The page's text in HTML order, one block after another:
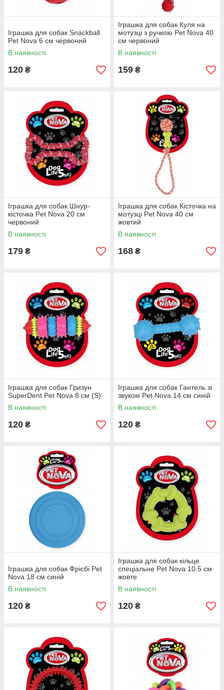
Іграшка для собак Snackball
Pet Nova 6 см червоний
В наявності
120 ₴
Іграшка для собак Куля на
мотузці з ручкою Pet Nova 40
см червоний
В наявності
159 ₴
Іграшка для собак Шнур-
кісточка Pet Nova 20 см
червоний
В наявності
179 ₴
Іграшка для собак Кісточка на
мотузці Pet Nova 40 см
жовтий
В наявності
168 ₴
Іграшка для собак Гризун
SuperDent Pet Nova 8 см (S)
В наявності
120 ₴
Іграшка для собак Гантель зі
звуком Pet Nova 14 см синій
В наявності
120 ₴
Іграшка для собак Фрісбі Pet
Nova 18 см синій
В наявності
120 ₴
Іграшка для собак кільце
спеціальне Pet Nova 10.5 см
жовте
В наявності
120 ₴